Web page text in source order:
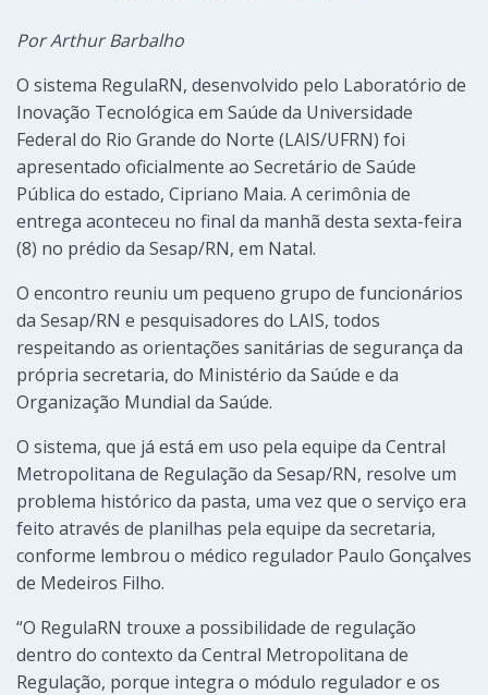
Por Arthur Barbalho
O sistema RegulaRN, desenvolvido pelo Laboratório de
Inovação Tecnológica em Saúde da Universidade
Federal do Rio Grande do Norte (LAIS/UFRN) foi
apresentado oficialmente ao Secretário de Saúde
Pública do estado, Cipriano Maia. A cerimônia de
entrega aconteceu no final da manhã desta sexta-feira
(8) no prédio da Sesap/RN, em Natal.
O encontro reuniu um pequeno grupo de funcionários
da Sesap/RN e pesquisadores do LAIS, todos
respeitando as orientações sanitárias de segurança da
própria secretaria, do Ministério da Saúde e da
Organização Mundial da Saúde.
O sistema, que já está em uso pela equipe da Central
Metropolitana de Regulação da Sesap/RN, resolve um
problema histórico da pasta, uma vez que o serviço era
feito através de planilhas pela equipe da secretaria,
conforme lembrou o médico regulador Paulo Gonçalves
de Medeiros Filho.
“O RegulaRN trouxe a possibilidade de regulação
dentro do contexto da Central Metropolitana de
Regulação, porque integra o módulo regulador e os